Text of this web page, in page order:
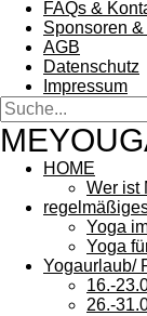
FAQs &
Sponsoren
AGB
Datenschutz
Impressum
HOME
Wer ist
Yoga
Yoga
Yogaurlaub/
16.-
26.-